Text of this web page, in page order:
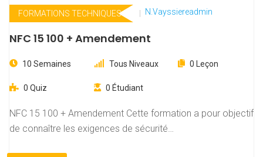
FORMATIONS TECHNIQUES N.vayssiereadmin
NFC 15 100 + Amendement
10 Semaines Tous Niveaux 0 Leçon
0 Quiz 0 Étudiant
NFC 15 100 + Amendement Cette formation a pour objectif
de connaître les exigences de sécurité…